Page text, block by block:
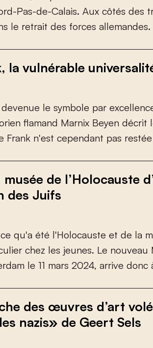
rd-Pas-de-Calais. Aux côtés des t
s le retrait des forces allemandes.
la vulnérable
devenue le symbole par excellenc
rien famand Marnix Beyen décrit l
Frank n'est cependant pas restée
musée de l’Holocauste
des Juifs
ce qu'a été l'Holocauste et de la m
ulier chez les jeunes. Le nouveau
rdam le 11 mars 2024, arrive donc
des œuvres d’art
nazis» de Geert Sels